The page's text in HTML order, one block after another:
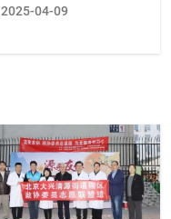
2025-04-09